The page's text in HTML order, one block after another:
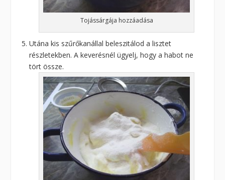
Tojássárgája hozzáadása
Utána kis szűrőkanállal beleszitálod a lisztet
részletekben. A keverésnél ügyelj, hogy a habot ne
tört össze.